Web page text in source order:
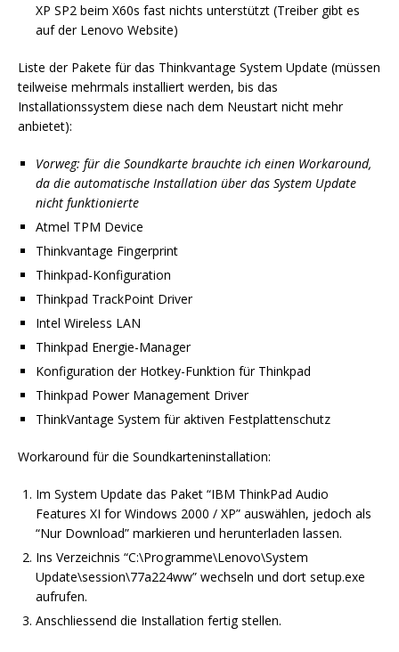
XP SP2 beim X60s fast nichts unterstützt (Treiber gibt es
auf der Lenovo Website)
Liste der Pakete für das Thinkvantage System Update (müssen
teilweise mehrmals installiert werden, bis das
Installationssystem diese nach dem Neustart nicht mehr
anbietet):
Vorweg: für die Soundkarte brauchte ich einen Workaround,
da die automatische Installation über das System Update
nicht funktionierte
Atmel TPM Device
Thinkvantage Fingerprint
Thinkpad-Konfiguration
Thinkpad TrackPoint Driver
Intel Wireless LAN
Thinkpad Energie-Manager
Konfiguration der Hotkey-Funktion für Thinkpad
Thinkpad Power Management Driver
ThinkVantage System für aktiven Festplattenschutz
Workaround für die Soundkarteninstallation:
Im System Update das Paket “IBM ThinkPad Audio
Features XI for Windows 2000 / XP” auswählen, jedoch als
“Nur Download” markieren und herunterladen lassen.
Ins Verzeichnis “C:\Programme\Lenovo\System
Update\session\77a224ww” wechseln und dort setup.exe
aufrufen.
Anschliessend die Installation fertig stellen.